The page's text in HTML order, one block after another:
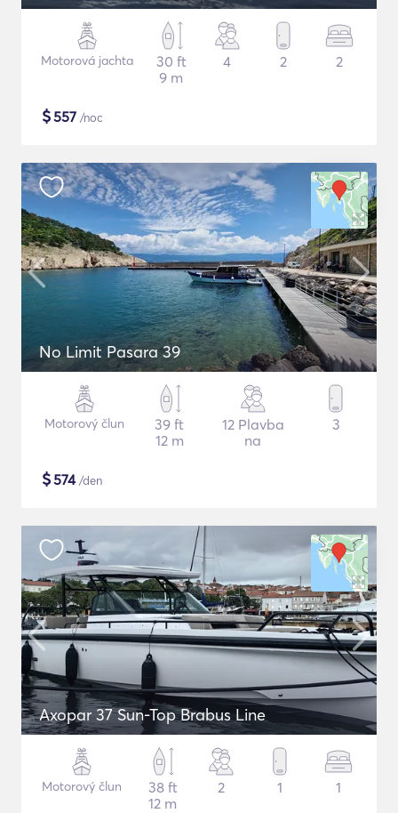
Motorová jachta
30 ft
9 m
4 2 2
$557 /noc
No Limit Pasara 39
Motorový člun
39 ft
12 m
12 Plavba
na
3
$574/den
Axopar 37 Sun-Top Brabus Line
Motorový člun
38 ft
12 m
2 1 1